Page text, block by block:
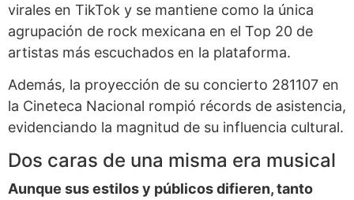
virales en TikTok y se mantiene como la única
agrupación de rock mexicana en el Top 20 de
artistas más escuchados en la plataforma.
Además, la proyección de su concierto 281107 en
la Cineteca Nacional rompió récords de asistencia,
evidenciando la magnitud de su influencia cultural.
Dos caras de una misma era musical
Aunque sus estilos y públicos difieren, tanto